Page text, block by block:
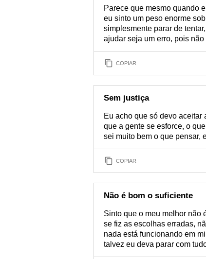
Parece que mesmo quando
eu sinto um peso enorme
simplesmente parar de
ajudar seja um erro, pois não
COPIAR
Sem justiça
Eu acho que só devo aceitar
que a gente se esforce, o
sei muito bem o que pensar,
COPIAR
Não é bom o suficiente
Sinto que o meu melhor não
se fiz as escolhas erradas,
nada está funcionando em
talvez eu deva parar com